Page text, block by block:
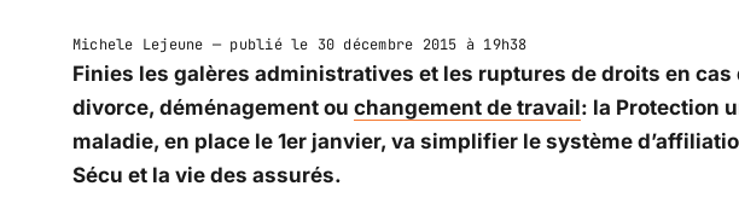
Michele Lejeune — publié le 30 décembre 2015 à 19h38
Finies les galères administratives et les ruptures de droits en cas
divorce, déménagement ou changement de travail: la Protection
maladie, en place le 1er janvier, va simplifier le système
Sécu et la vie des assurés.